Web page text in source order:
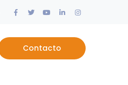
Facebook
TwitterYoutube
LinkedInInstagram
Contacto